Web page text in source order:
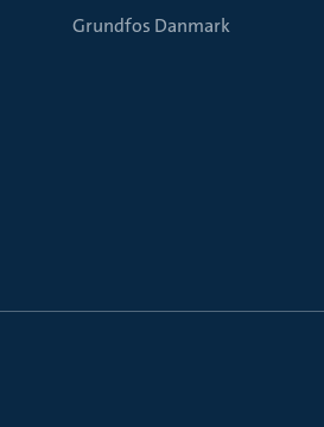
Grundfos Danmark